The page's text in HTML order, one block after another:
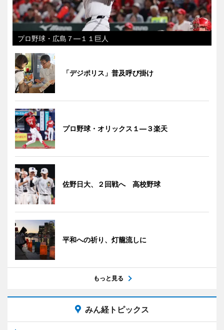
プロ野球・広島７―１１巨人
「デジポリス」普及呼び掛け
プロ野球・オリックス１―３楽天
佐野日大、２回戦へ 高校野球
平和への祈り、灯籠流しに
もっと見る
みん経トピックス